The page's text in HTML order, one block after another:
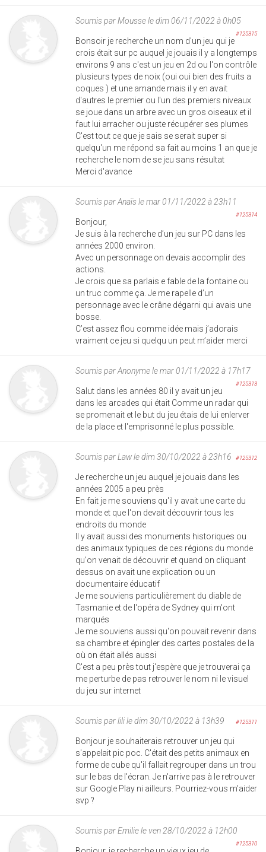
Soumis parMoussele dim 06/11/2022 à 0h05
#125315
Bonsoir je recherche un nom d'un jeu qui je
crois était sur pc auquel je jouais il y a longtemps
environs 9 ans c'est un jeu en 2d ou l'on contrôle
plusieurs types de noix (oui oui bien des fruits a
coques ) et une amande mais il y en avait
d'autres le premier ou l'un des premiers niveaux
se joue dans un arbre avec un gros oiseaux et il
faut lui arracher ou juste récupérer ses plumes
C'est tout ce que je sais se serait super si
quelqu'un me répond sa fait au moins 1 an que je
recherche le nom de se jeu sans résultat
Merci d'avance
Soumis parAnaïsle mar 01/11/2022 à 23h11
#125314
Bonjour,
Je suis à la recherche d’un jeu sur PC dans les
années 2000 environ.
Avec un personnage on devais accomplir des
actions.
Je crois que sa parlais e fable de la fontaine ou
un truc comme ça. Je me rapelle d’un
personnage avec le crâne dégarni qui avais une
bosse.
C’est assez flou comme idée mais j’adorais
vraiment ce jeu si quelqu un peut m’aider merci
Soumis parAnonymele mar 01/11/2022 à 17h17
#125313
Salut dans les années 80 il y avait un jeu
dans les arcades qui était Comme un radar qui
se promenait et le but du jeu étais de lui enlerver
de la place et l'emprisonné le plus possible.
Soumis parLawle dim 30/10/2022 à 23h16 #125312
Je recherche un jeu auquel je jouais dans les
années 2005 a peu près
En fait je me souviens qu'il y avait une carte du
monde et que l'on devait découvrir tous les
endroits du monde
Il y avait aussi des monuments historiques ou
des animaux typiques de ces régions du monde
qu'on venait de découvrir et quand on cliquant
dessus on avait une explication ou un
documentaire éducatif
Je me souviens particulièrement du diable de
Tasmanie et de l'opéra de Sydney qui m'ont
marqués
Je me souviens aussi qu'on pouvait revenir dans
sa chambre et épingler des cartes postales de la
où on était allés aussi
C'est a peu près tout j'espère que je trouverai ça
me perturbe de pas retrouver le nom ni le visuel
du jeu sur internet
Soumis parlilile dim 30/10/2022 à 13h39 #125311
Bonjour je souhaiterais retrouver un jeu qui
s'appelait pic poc. C'était des petits animaux en
forme de cube qu'il fallait regrouper dans un trou
sur le bas de l'écran. Je n'arrive pas à le retrouver
sur Google Play ni ailleurs. Pourriez-vous m'aider
svp ?
Soumis parEmiliele ven 28/10/2022 à 12h00
#125310